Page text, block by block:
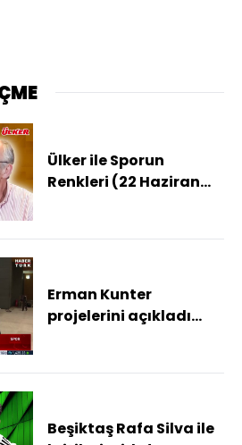
Ülker ile Sporun
Renkleri (22 Haziran
Erman Kunter
projelerini açıkladı...
Beşiktaş Rafa Silva ile